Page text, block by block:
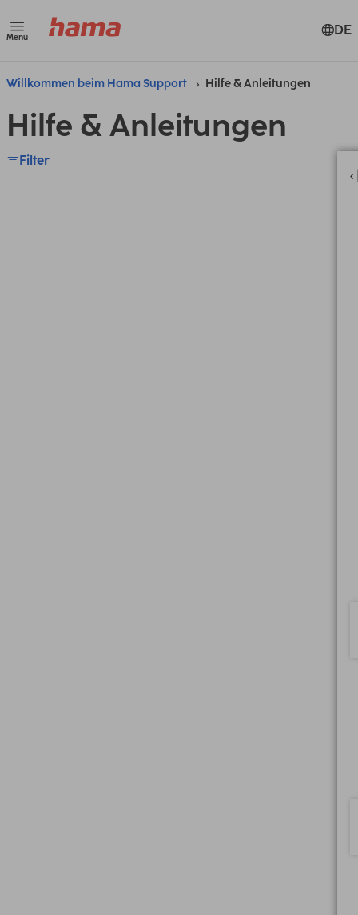
Menü DE
Willkommen beim Hama Support Hilfe & Anleitungen
Hilfe & Anleitungen
Filter